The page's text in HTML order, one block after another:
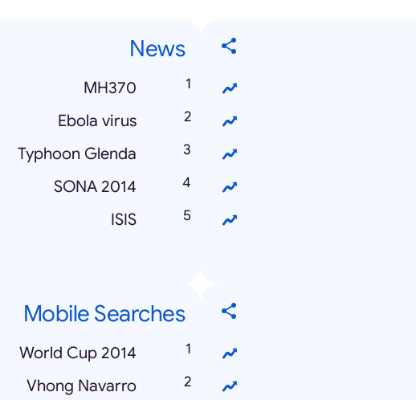
News
MH370
Ebola virus
Typhoon Glenda
SONA 2014
ISIS
Mobile Searches
World Cup 2014
Vhong Navarro